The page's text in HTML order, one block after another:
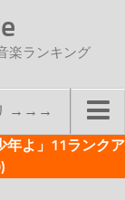
楽ランキング
→→→
年よ」11ランクア